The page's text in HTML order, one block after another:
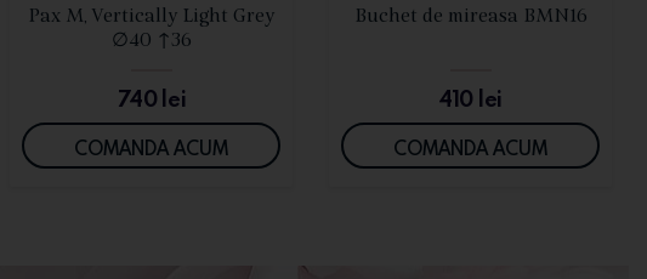
VEZI DETALII
Pax M, Vertically Light Grey
∅40 ↑36
740 lei
COMANDA ACUM
VEZI DETALII
Buchet de mireasa BMN16
410 lei
COMANDA ACUM